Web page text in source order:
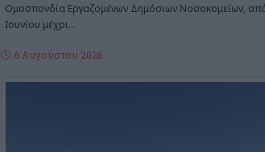
Ομοσπονδία Εργαζομένων Δημόσιων Νοσοκομείων, από
Ιουνίου μέχρι…
6 Αυγούστου 2026